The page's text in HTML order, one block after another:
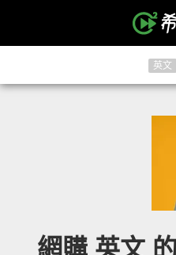
英文
網購 英文